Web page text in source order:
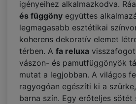
igényeihez alkalmazkodva.
és függöny együttes
legmagasabb esztétikai
koherens dekoratív elemet
térben. A fa reluxa
vászon- és pamutfüggönyök
mutat a legjobban. A világos
ragyogóan egészíti ki a
barna szín. Egy erőteljes sötét